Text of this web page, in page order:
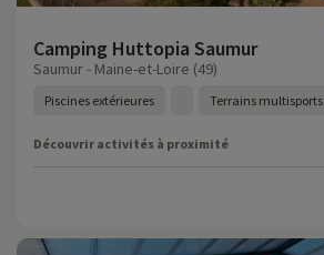
Camping Huttopia Saumur
Saumur - Maine-et-Loire (49)
Piscines extérieures Terrains multisports
Découvrir activités à proximité